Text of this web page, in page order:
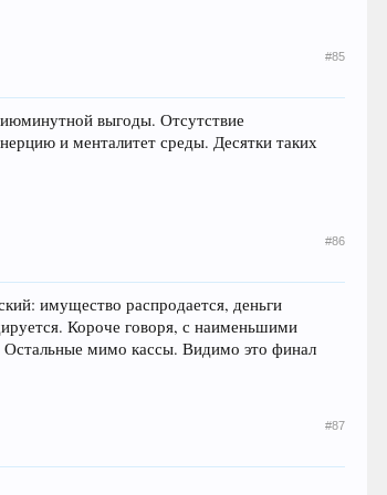
#85
выгоды. Отсутствие
и менталитет среды. Десятки таких
#86
имущество распродается, деньги
Короче говоря, с наименьшими
Остальные мимо кассы. Видимо это финал
#87